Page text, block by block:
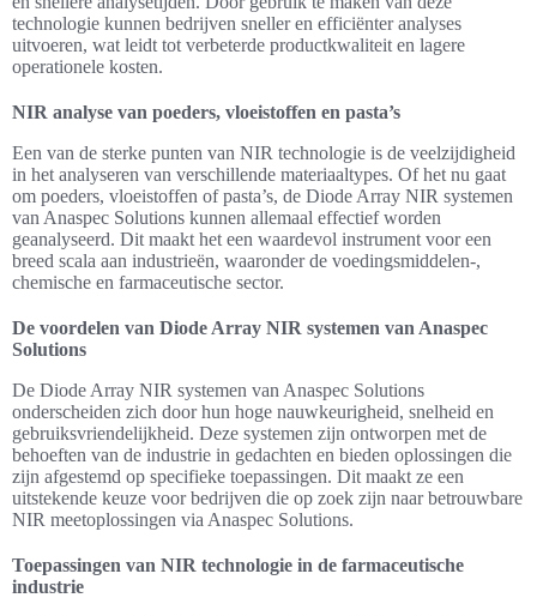
technologie kunnen bedrijven sneller en efficiënter analyses
uitvoeren, wat leidt tot verbeterde productkwaliteit en lagere
operationele kosten.
NIR analyse van poeders, vloeistoffen en pasta’s
Een van de sterke punten van NIR technologie is de veelzijdigheid
in het analyseren van verschillende materiaaltypes. Of het nu gaat
om poeders, vloeistoffen of pasta’s, de Diode Array NIR systemen
van Anaspec Solutions kunnen allemaal effectief worden
geanalyseerd. Dit maakt het een waardevol instrument voor een
breed scala aan industrieën, waaronder de voedingsmiddelen-,
chemische en farmaceutische sector.
De voordelen van Diode Array NIR systemen van Anaspec
Solutions
De Diode Array NIR systemen van Anaspec Solutions
onderscheiden zich door hun hoge nauwkeurigheid, snelheid en
gebruiksvriendelijkheid. Deze systemen zijn ontworpen met de
behoeften van de industrie in gedachten en bieden oplossingen die
zijn afgestemd op specifieke toepassingen. Dit maakt ze een
uitstekende keuze voor bedrijven die op zoek zijn naar betrouwbare
NIR meetoplossingen via Anaspec Solutions.
Toepassingen van NIR technologie in de farmaceutische
industrie